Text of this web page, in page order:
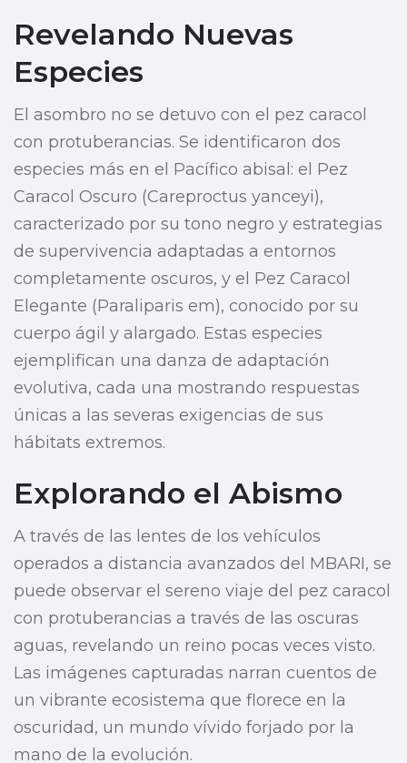
Revelando Nuevas
Especies
El asombro no se detuvo con el pez caracol
con protuberancias. Se identificaron dos
especies más en el Pacífico abisal: el Pez
Caracol Oscuro (Careproctus yanceyi),
caracterizado por su tono negro y estrategias
de supervivencia adaptadas a entornos
completamente oscuros, y el Pez Caracol
Elegante (Paraliparis em), conocido por su
cuerpo ágil y alargado. Estas especies
ejemplifican una danza de adaptación
evolutiva, cada una mostrando respuestas
únicas a las severas exigencias de sus
hábitats extremos.
Explorando el Abismo
A través de las lentes de los vehículos
operados a distancia avanzados del MBARI, se
puede observar el sereno viaje del pez caracol
con protuberancias a través de las oscuras
aguas, revelando un reino pocas veces visto.
Las imágenes capturadas narran cuentos de
un vibrante ecosistema que florece en la
oscuridad, un mundo vívido forjado por la
mano de la evolución.